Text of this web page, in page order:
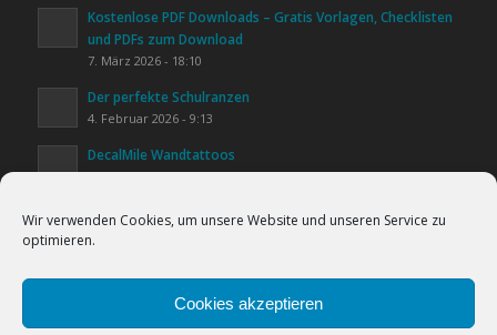
Cookies helfen uns bei der Bereitstellung
unserer Inhalte und Dienste. Durch die
weitere Nutzung der Webseite stimmen Sie
Wir verwenden Cookies, um unsere Website und unseren Service zu
optimieren.
Cookies akzeptieren
Kostenlose PDF Downloads – Gratis Vorlagen, Checklisten
und PDFs zum Download
7. März 2026 - 18:10
Der perfekte Schulranzen
4. Februar 2026 - 9:13
DecalMile Wandtattoos
20. Januar 2026 - 16:25
Kinderzimmer gestalten
20. Januar 2026 - 15:44